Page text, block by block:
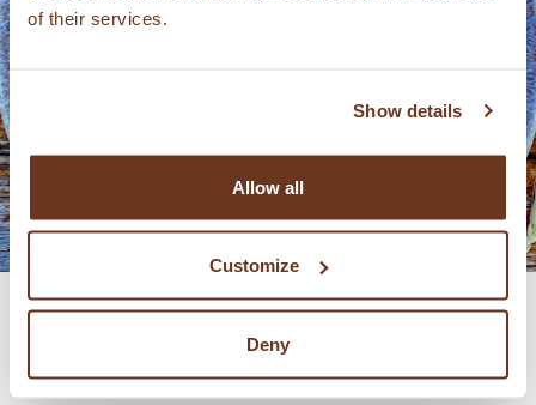
of their services.
Show details
Allow all
Customize
Deny
TROVA PRODOTTI